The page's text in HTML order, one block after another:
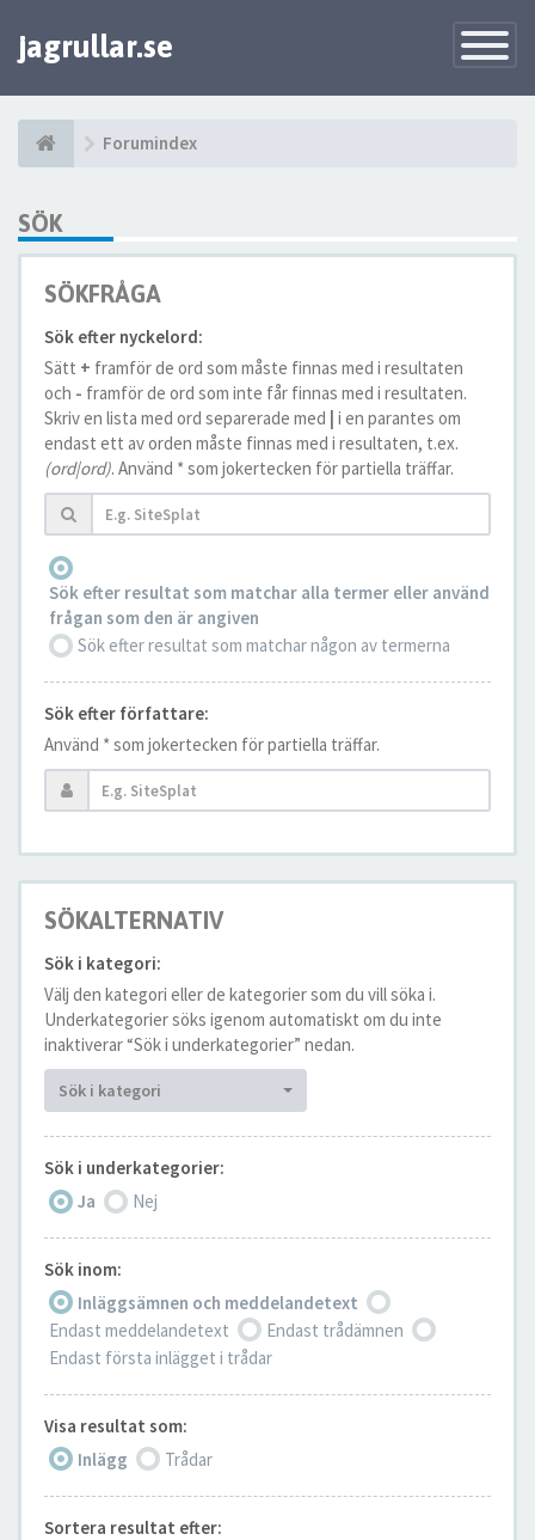
Toggle
jagrullar.se
Forumindex
SÖK
SÖKFRÅGA
Sök efter nyckelord:
Sätt + framför de ord som måste finnas med i resultaten
och - framför de ord som inte får finnas med i resultaten.
Skriv en lista med ord separerade med | i en parantes om
endast ett av orden måste finnas med i resultaten, t.ex.
(ord|ord). Använd * som jokertecken för partiella träffar.
Sök efter resultat som matchar alla termer eller använd
frågan som den är angiven
Sök efter resultat som matchar någon av termerna
Sök efter författare:
Använd * som jokertecken för partiella träffar.
SÖKALTERNATIV
Sök i kategori:
Välj den kategori eller de kategorier som du vill söka i.
Underkategorier söks igenom automatiskt om du inte
inaktiverar “Sök i underkategorier” nedan.
Sök i kategori
Sök i underkategorier:
Ja
Nej
Sök inom:
Inläggsämnen och meddelandetext
Endast meddelandetext
Endast trådämnen
Endast första inlägget i trådar
Visa resultat som:
Inlägg
Trådar
Sortera resultat efter: